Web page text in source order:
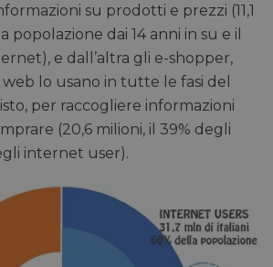
su prodotti e prezzi (11,1
popolazione dai 14 anni in su e il
e dall’altra gli e-shopper,
lo usano in tutte le fasi del
per raccogliere informazioni
(20,6 milioni, il 39% degli
internet user).